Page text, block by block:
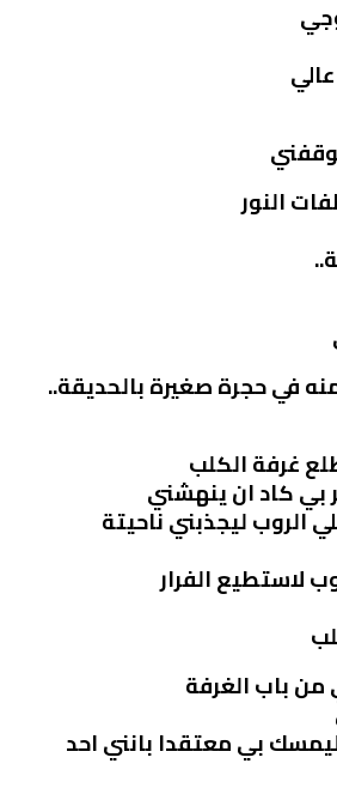
النور
في حجرة صغيرة بالحديقة..
غرفة الكلب
بي كاد ان ينهشني
الروب ليجذبني ناحيتة
لاستطيع الفرار
باب الغرفة
بي معتقدا بانني احد